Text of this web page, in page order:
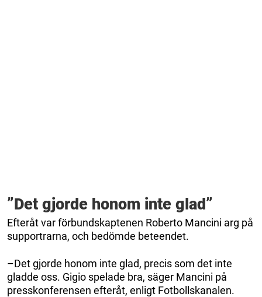
”Det gjorde honom inte glad”
Efteråt var förbundskaptenen Roberto Mancini arg på
supportrarna, och bedömde beteendet.
–Det gjorde honom inte glad, precis som det inte
gladde oss. Gigio spelade bra, säger Mancini på
presskonferensen efteråt, enligt Fotbollskanalen.